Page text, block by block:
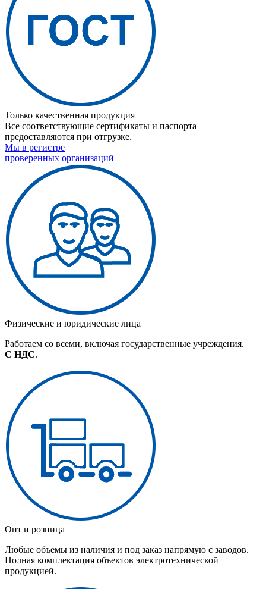
Только качественная продукция
Все соответствующие сертификаты и паспорта
предоставляются при отгрузке.
Мы в регистре
проверенных организаций
Физические и юридические лица
Работаем со всеми, включая государственные учреждения.
С НДС.
Опт и розница
Любые объемы из наличия и под заказ напрямую с заводов.
Полная комплектация объектов электротехнической
продукцией.